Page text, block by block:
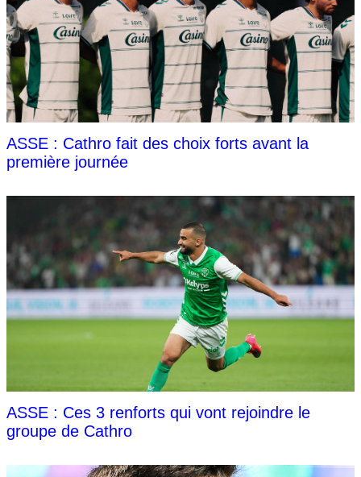
ASSE : Cathro fait des choix forts avant la
première journée
ASSE : Ces 3 renforts qui vont rejoindre le
groupe de Cathro